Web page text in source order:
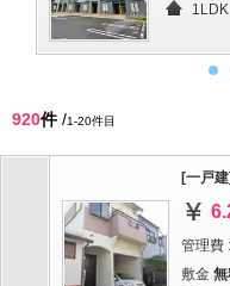
920件/1-20件目
[一戸
管理費
敷金